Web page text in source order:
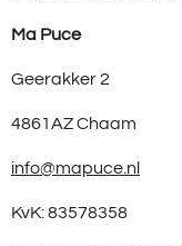
Ma Puce
Geerakker 2
4861AZ Chaam
info@mapuce.nl
KvK: 83578358